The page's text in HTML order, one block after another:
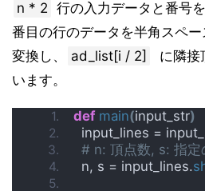
n * 2 行の入力データと番号
番目の行のデータを半角スペ
変換し、
ad_list[i / 2]
に隣接
います。
def main(input_str)
input_lines =
# n: 頂点数, s: 指定
  n, s = input_lines.